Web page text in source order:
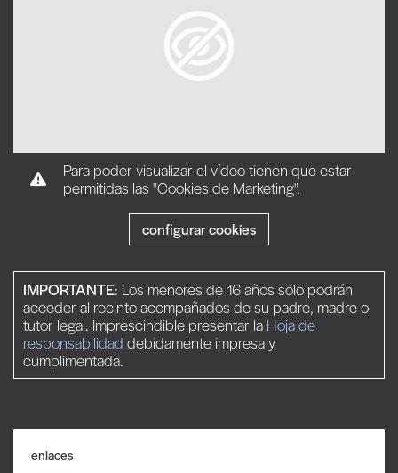
Para poder visualizar el vídeo tienen que estar
permitidas las "Cookies de Marketing".
configurar cookies
IMPORTANTE: Los menores de 16 años sólo podrán
acceder al recinto acompañados de su padre, madre o
tutor legal. Imprescindible presentar la Hoja de
responsabilidad debidamente impresa y
cumplimentada.
enlaces